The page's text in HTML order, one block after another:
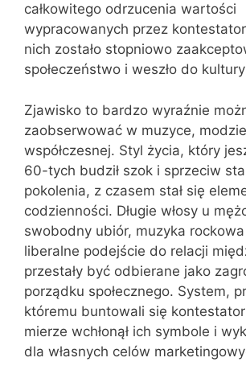
całkowitego odrzucenia wartości
wypracowanych przez
nich zostało stopniowo
społeczeństwo i weszło do
Zjawisko to bardzo wyraźnie
zaobserwować w muzyce,
współczesnej. Styl życia, który
60-tych budził szok i sprzeciw
pokolenia, z czasem stał się
codzienności. Długie włosy u
swobodny ubiór, muzyka
liberalne podejście do relacji
przestały być odbierane jako
porządku społecznego. System,
któremu buntowali się
mierze wchłonął ich symbole i
dla własnych celów